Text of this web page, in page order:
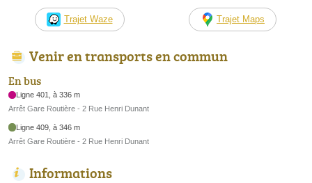
Trajet Waze Trajet Maps
Venir en transports en commun
En bus
Ligne 401, à 336 m
Arrêt Gare Routière - 2 Rue Henri Dunant
Ligne 409, à 346 m
Arrêt Gare Routière - 2 Rue Henri Dunant
Informations